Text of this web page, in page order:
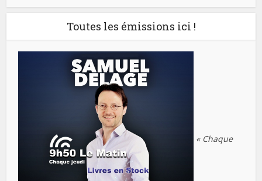
Toutes les émissions ici !
« Chaque